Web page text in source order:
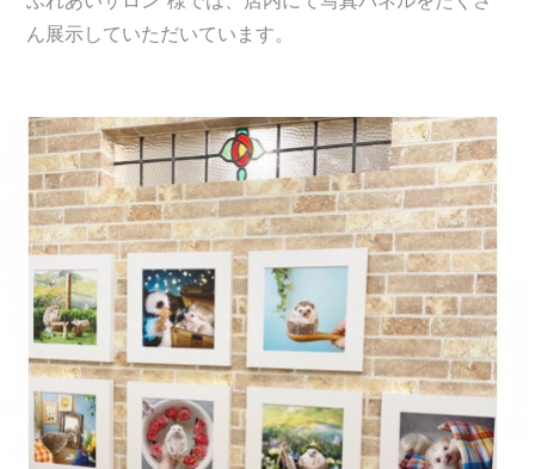
ん展示していただいています。